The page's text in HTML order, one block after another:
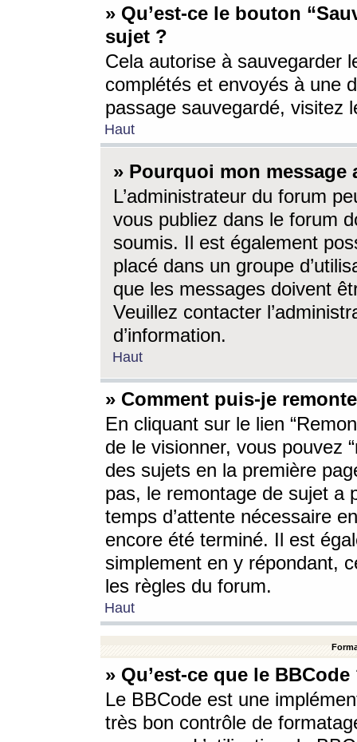
» Qu’est-ce le bouton
sujet ?
Cela autorise à sauvegarder
complétés et envoyés à une
passage sauvegardé, visitez
Haut
» Pourquoi mon message
L’administrateur du forum
vous publiez dans le forum
soumis. Il est également
placé dans un groupe
que les messages doivent
Veuillez contacter
d’information.
Haut
» Comment puis-je
En cliquant sur le lien
de le visionner, vous pouvez
des sujets en la première
pas, le remontage de sujet a
temps d’attente nécessaire
encore été terminé. Il est
simplement en y répondant,
les règles du forum.
Haut
» Qu’est-ce que le BBCode
Le BBCode est une
très bon contrôle de